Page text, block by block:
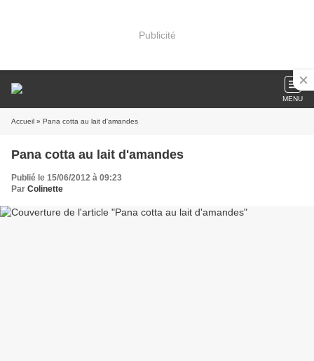
Publicité
MENU
Accueil » Pana cotta au lait d'amandes
Pana cotta au lait d'amandes
Publié le 15/06/2012 à 09:23
Par Colinette